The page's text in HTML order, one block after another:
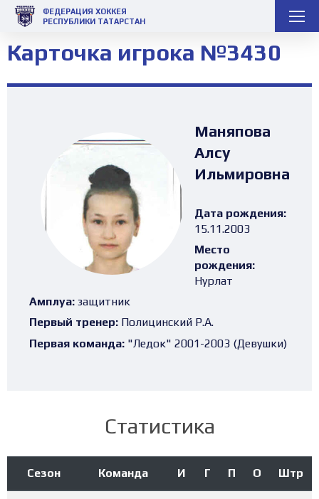
ФЕДЕРАЦИЯ ХОККЕЯ
РЕСПУБЛИКИ ТАТАРСТАН
Карточка игрока №3430
Маняпова
Алсу
Ильмировна
Дата рождения:
15.11.2003
Место
рождения:
Нурлат
Амплуа: защитник
Первый тренер: Полицинский Р.А.
Первая команда: "Ледок" 2001-2003 (Девушки)
Статистика
Сезон Команда И Г П О Штр